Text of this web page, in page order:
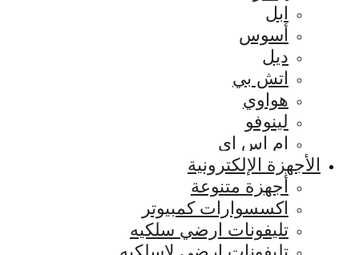
ابل
أسوس
ديل
اتش بي
هواوي
لينوفو
ام اس اي
الأجهزة الإلكترونية
أجهزة متنوعة
اكسسوارات كمبيوتر
تليفونات ارضي سلكيه